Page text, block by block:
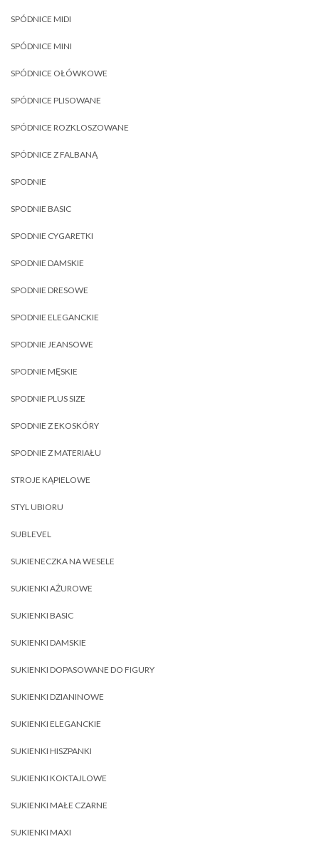
SPÓDNICE MIDI
SPÓDNICE MINI
SPÓDNICE OŁÓWKOWE
SPÓDNICE PLISOWANE
SPÓDNICE ROZKLOSZOWANE
SPÓDNICE Z FALBANĄ
SPODNIE
SPODNIE BASIC
SPODNIE CYGARETKI
SPODNIE DAMSKIE
SPODNIE DRESOWE
SPODNIE ELEGANCKIE
SPODNIE JEANSOWE
SPODNIE MĘSKIE
SPODNIE PLUS SIZE
SPODNIE Z EKOSKÓRY
SPODNIE Z MATERIAŁU
STROJE KĄPIELOWE
STYL UBIORU
SUBLEVEL
SUKIENECZKA NA WESELE
SUKIENKI AŻUROWE
SUKIENKI BASIC
SUKIENKI DAMSKIE
SUKIENKI DOPASOWANE DO FIGURY
SUKIENKI DZIANINOWE
SUKIENKI ELEGANCKIE
SUKIENKI HISZPANKI
SUKIENKI KOKTAJLOWE
SUKIENKI MAŁE CZARNE
SUKIENKI MAXI